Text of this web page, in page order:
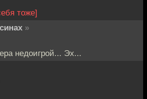
тоже]
»
недоигрой... Эх...